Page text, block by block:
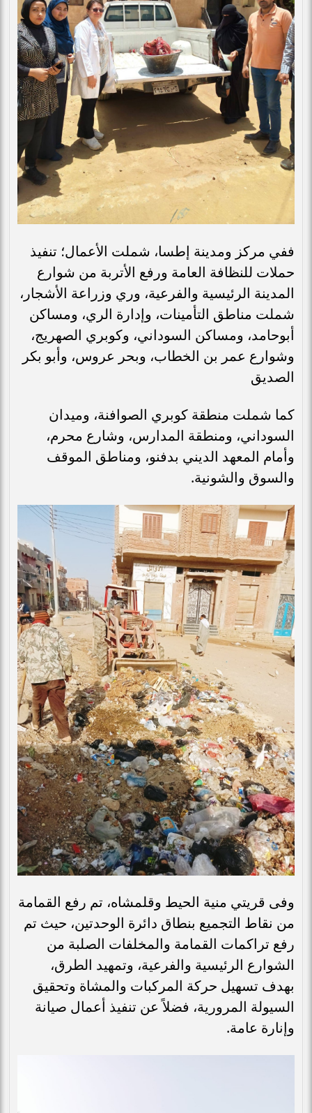
ففي مركز ومدينة إطسا، شملت الأعمال؛ تنفيذ
حملات للنظافة العامة ورفع الأتربة من شوارع
المدينة الرئيسية والفرعية، وري وزراعة الأشجار،
شملت مناطق التأمينات، وإدارة الري، ومساكن
أبوحامد، ومساكن السوداني، وكوبري الصهريج،
وشوارع عمر بن الخطاب، وبحر عروس، وأبو بكر
الصديق
كما شملت منطقة كوبري الصوافنة، وميدان
السوداني، ومنطقة المدارس، وشارع محرم،
وأمام المعهد الديني بدفنو، ومناطق الموقف
والسوق والشونية.
وفى قريتي منية الحيط وقلمشاه، تم رفع القمامة
من نقاط التجميع بنطاق دائرة الوحدتين، حيث تم
رفع تراكمات القمامة والمخلفات الصلبة من
الشوارع الرئيسية والفرعية، وتمهيد الطرق،
بهدف تسهيل حركة المركبات والمشاة وتحقيق
السيولة المرورية، فضلاً عن تنفيذ أعمال صيانة
وإنارة عامة.